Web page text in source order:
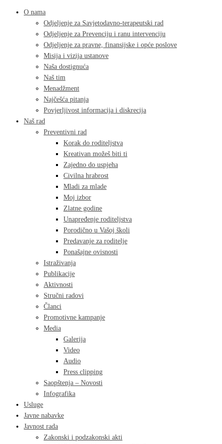
O nama
Odjeljenje za Savjetodavno-terapeutski rad
Odjeljenje za Prevenciju i ranu intervenciju
Odjeljenje za pravne, finansijske i opće poslove
Misija i vizija ustanove
Naša dostignuća
Naš tim
Menadžment
Najčešća pitanja
Povjerljivost informacija i diskrecija
Naš rad
Preventivni rad
Korak do roditeljstva
Kreativan možeš biti ti
Zajedno do uspjeha
Civilna hrabrost
Mladi za mlade
Moj izbor
Zlatne godine
Unapređenje roditeljstva
Porodično u Vašoj školi
Predavanje za roditelje
Ponašajne ovisnosti
Istraživanja
Publikacije
Aktivnosti
Stručni radovi
Članci
Promotivne kampanje
Media
Galerija
Video
Audio
Press clipping
Saopštenja – Novosti
Infografika
Usluge
Javne nabavke
Javnost rada
Zakonski i podzakonski akti